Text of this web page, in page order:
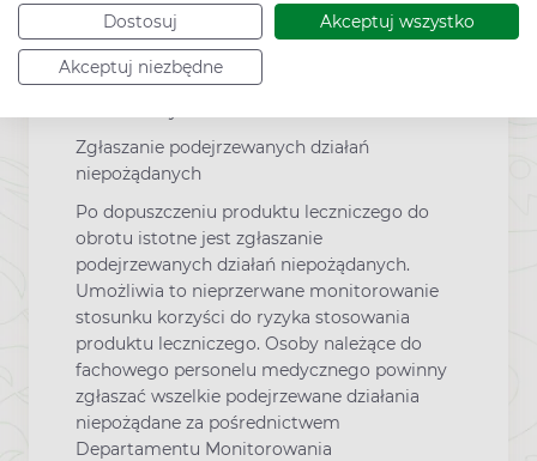
Dostosuj Akceptuj wszystko
Akceptuj niezbędne
Działania niepożądane
Mogą wystąpić reakcje alergiczne u osób
Zgłaszanie podejrzewanych działań
niepożądanych
Po dopuszczeniu produktu leczniczego do
obrotu istotne jest zgłaszanie
podejrzewanych działań niepożądanych.
Umożliwia to nieprzerwane monitorowanie
stosunku korzyści do ryzyka stosowania
produktu leczniczego. Osoby należące do
fachowego personelu medycznego powinny
zgłaszać wszelkie podejrzewane działania
niepożądane za pośrednictwem
Departamentu Monitorowania